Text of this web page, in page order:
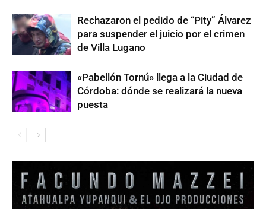
Rechazaron el pedido de “Pity” Álvarez
para suspender el juicio por el crimen
de Villa Lugano
«Pabellón Tornú» llega a la Ciudad de
Córdoba: dónde se realizará la nueva
puesta